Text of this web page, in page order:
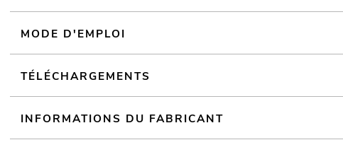
MODE D'EMPLOI
TÉLÉCHARGEMENTS
INFORMATIONS DU FABRICANT